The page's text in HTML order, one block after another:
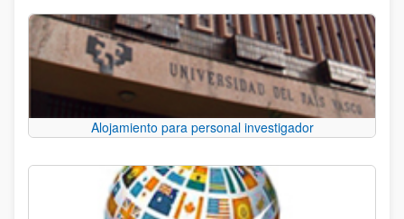
Alojamiento para personal investigador